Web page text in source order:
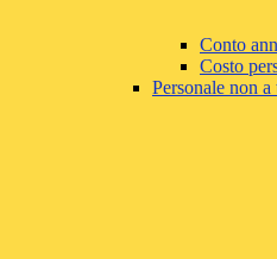
Conto
Costo
Personale non